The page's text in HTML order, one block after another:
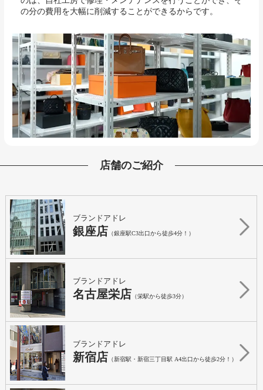
の分の費用を大幅に削減することができるからです。
店舗のご紹介
ブランドアドレ
銀座店 （銀座駅C3出口から徒歩4分！）
ブランドアドレ
名古屋栄店 （栄駅から徒歩3分）
ブランドアドレ
新宿店 （新宿駅・新宿三丁目駅 A4出口から徒歩2分！）